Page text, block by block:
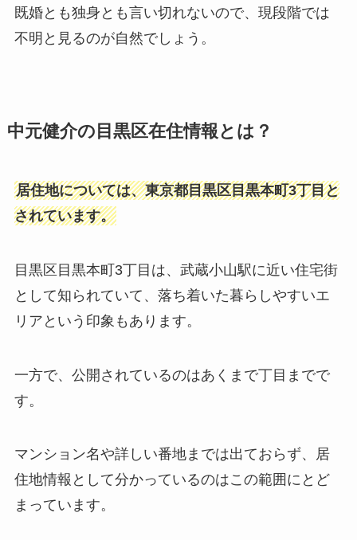
既婚とも独身とも言い切れないので、現段階では
不明と見るのが自然でしょう。
中元健介の目黒区在住情報とは？
居住地については、東京都目黒区目黒本町3丁目と
されています。
目黒区目黒本町3丁目は、武蔵小山駅に近い住宅街
として知られていて、落ち着いた暮らしやすいエ
リアという印象もあります。
一方で、公開されているのはあくまで丁目までで
す。
マンション名や詳しい番地までは出ておらず、居
住地情報として分かっているのはこの範囲にとど
まっています。